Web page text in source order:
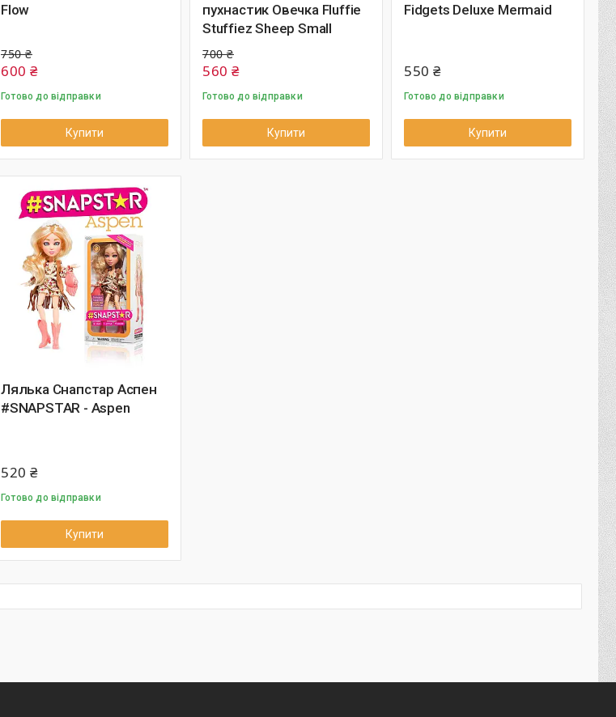
Flow
750 ₴
600 ₴
Готово до відправки
Купити
пухнастик Овечка Fluffie
Stuffiez Sheep Small
700 ₴
560 ₴
Готово до відправки
Купити
Fidgets Deluxe Mermaid
550 ₴
Готово до відправки
Купити
Лялька Снапстар Аспен
#SNAPSTAR - Aspen
520 ₴
Готово до відправки
Купити